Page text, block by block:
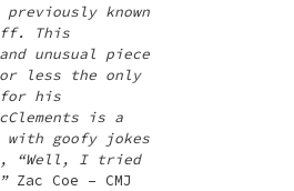
previously known
This
unusual piece
or less the only
for his
is a
goofy jokes
“Well, I tried
Zac Coe – CMJ